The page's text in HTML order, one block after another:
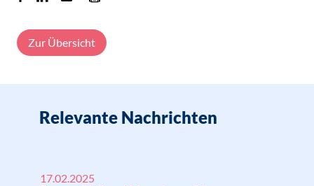
Zur Übersicht
Relevante Nachrichten
17.02.2025